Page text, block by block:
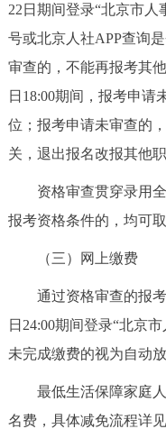
22日期间登录“北京市
号或北京人社APP查询
审查的，不能再报考其
日18:00期间，报考申请
位；报考申请未审查的
关，退出报名改报其他职
资格审查贯穿录用全
报考资格条件的，均可
（三）网上缴费
通过资格审查的报考
日24:00期间登录“北京
未完成缴费的视为自动
最低生活保障家庭人
名费，具体减免流程详